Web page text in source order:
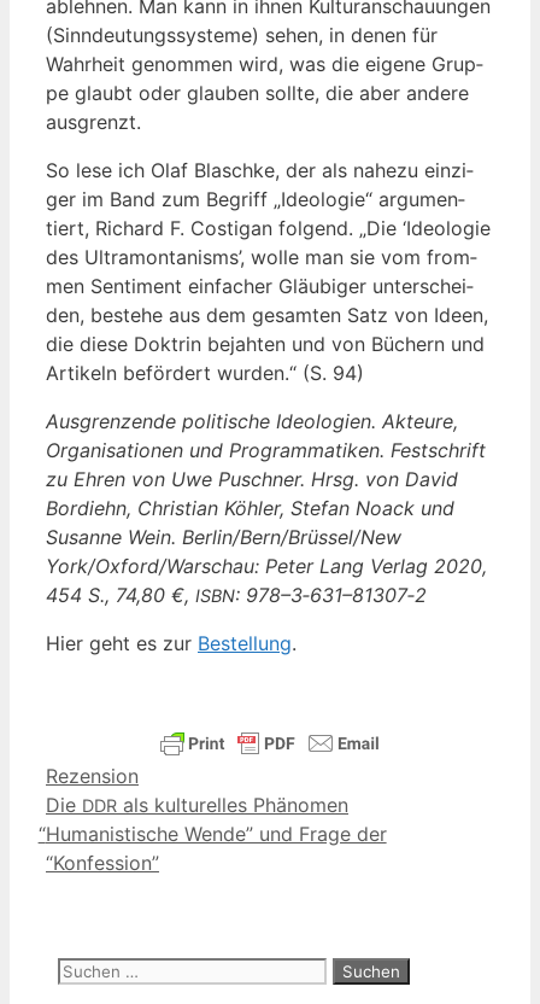
ableh­nen. Man kann in ihnen Kul­tur­an­schau­un­gen
(Sinn­deu­tungs­sys­te­me) sehen, in denen für
Wahr­heit genom­men wird, was die eige­ne Grup­
pe glaubt oder glau­ben soll­te, die aber ande­re
ausgrenzt.
So lese ich Olaf Blasch­ke, der als nahe­zu ein­zi­
ger im Band zum Begriff „Ideo­lo­gie“ argu­men­
tiert, Richard F. Cos­tig­an fol­gend. „Die ‘Ideo­lo­gie
des Ultra­mon­ta­nisms’, wol­le man sie vom from­
men Sen­ti­ment ein­fa­cher Gläu­bi­ger unter­schei­
den, bestehe aus dem gesam­ten Satz von Ideen,
die die­se Dok­trin bejah­ten und von Büchern und
Arti­keln beför­dert wur­den.“ (S. 94)
Aus­gren­zen­de poli­ti­sche Ideo­lo­gien. Akteu­re,
Orga­ni­sa­tio­nen und Pro­gram­ma­ti­ken. Fest­schrift
zu Ehren von Uwe Pusch­ner. Hrsg. von David
Bord­iehn, Chris­ti­an Köh­ler, Ste­fan Noack und
Susan­ne Wein. Berlin/Bern/Brüssel/New
York/Oxford/Warschau: Peter Lang Ver­lag 2020,
454 S., 74,80 €, ISBN: 978–3‑631–81307‑2
Hier geht es zur Bestel­lung.
Kategorien
Rezension
Die DDR als kulturelles Phänomen
“Humanistische Wende” und Frage der
“Konfession”
Suchen